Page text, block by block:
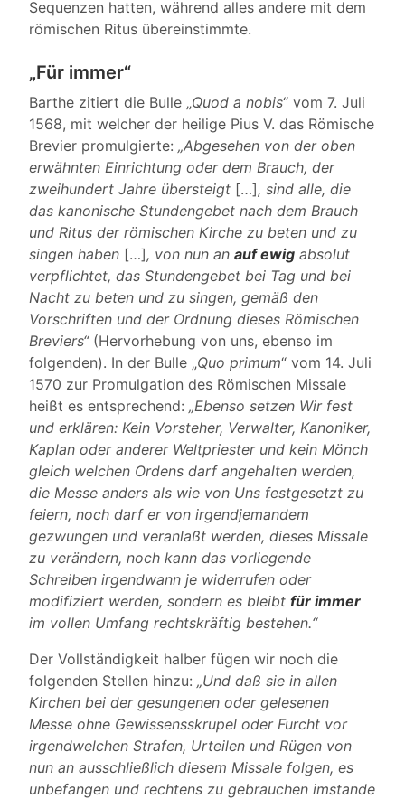
Sequenzen hatten, während alles andere mit dem
römischen Ritus übereinstimmte.
„Für immer“
Barthe zitiert die Bulle „Quod a nobis“ vom 7. Juli
1568, mit welcher der heilige Pius V. das Römische
Brevier promulgierte: „Abgesehen von der oben
erwähnten Einrichtung oder dem Brauch, der
zweihundert Jahre übersteigt […], sind alle, die
das kanonische Stundengebet nach dem Brauch
und Ritus der römischen Kirche zu beten und zu
singen haben […], von nun an auf ewig absolut
verpflichtet, das Stundengebet bei Tag und bei
Nacht zu beten und zu singen, gemäß den
Vorschriften und der Ordnung dieses Römischen
Breviers“(Hervorhebung von uns, ebenso im
folgenden). In der Bulle „Quo primum“ vom 14. Juli
1570 zur Promulgation des Römischen Missale
heißt es entsprechend: „Ebenso setzen Wir fest
und erklären: Kein Vorsteher, Verwalter, Kanoniker,
Kaplan oder anderer Weltpriester und kein Mönch
gleich welchen Ordens darf angehalten werden,
die Messe anders als wie von Uns festgesetzt zu
feiern, noch darf er von irgendjemandem
gezwungen und veranlaßt werden, dieses Missale
zu verändern, noch kann das vorliegende
Schreiben irgendwann je widerrufen oder
modifiziert werden, sondern es bleibt für immer
im vollen Umfang rechtskräftig bestehen.“
Der Vollständigkeit halber fügen wir noch die
folgenden Stellen hinzu: „Und daß sie in allen
Kirchen bei der gesungenen oder gelesenen
Messe ohne Gewissensskrupel oder Furcht vor
irgendwelchen Strafen, Urteilen und Rügen von
nun an ausschließlich diesem Missale folgen, es
unbefangen und rechtens zu gebrauchen imstande